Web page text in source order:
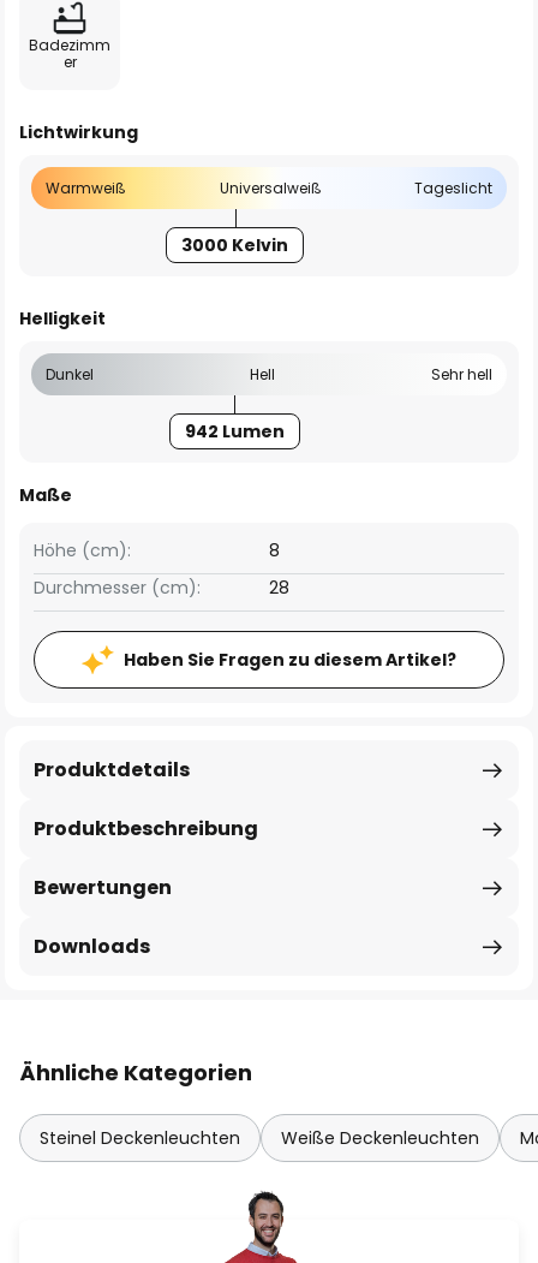
Badezimm
er
Lichtwirkung
Warmweiß Universalweiß Tageslicht
3000 Kelvin
Helligkeit
Dunkel Hell Sehr hell
942 Lumen
Maße
Höhe (cm):
8
Durchmesser (cm):
28
Haben Sie Fragen zu diesem Artikel?
Produktbeschreibung
Produktdetails
Bewertungen
Downloads
Ähnliche Kategorien
Steinel Deckenleuchten Weiße Deckenleuchten